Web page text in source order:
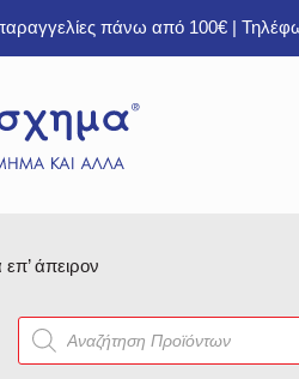
πάνω από 100€ |
άπειρον
Products
search